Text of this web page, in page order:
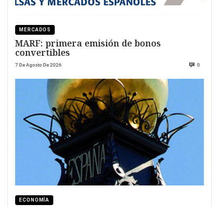
MERCADOS
MARF: primera emisión de bonos
convertibles
7 De Agosto De 2026 0
ECONOMÍA